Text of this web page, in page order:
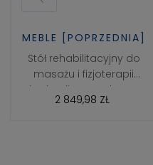
MEBLE [POPRZEDNIA]
Stół rehabilitacyjny do
masażu i fizjoterapii
hydrauliczny Balance
Solidum 3 Szary
2 849,98 ZŁ